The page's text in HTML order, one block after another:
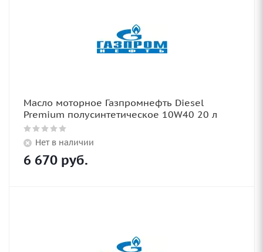
Масло моторное Газпромнефть Diesel
Premium полусинтетическое 10W40 20 л
Нет в наличии
6 670 руб.